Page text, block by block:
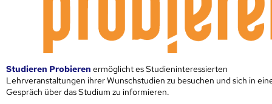
Studieren Probieren ermöglicht es Studieninteressierten
Lehrveranstaltungen ihrer Wunschstudien zu besuchen und sich in
Gespräch über das Studium zu informieren.